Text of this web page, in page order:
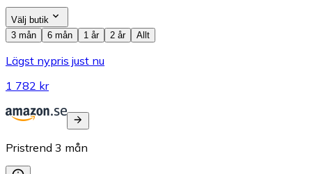
Välj butik
3 mån
6 mån 1 år 2 år Allt
Lägst nypris just nu
1 782 kr
Pristrend 3 mån